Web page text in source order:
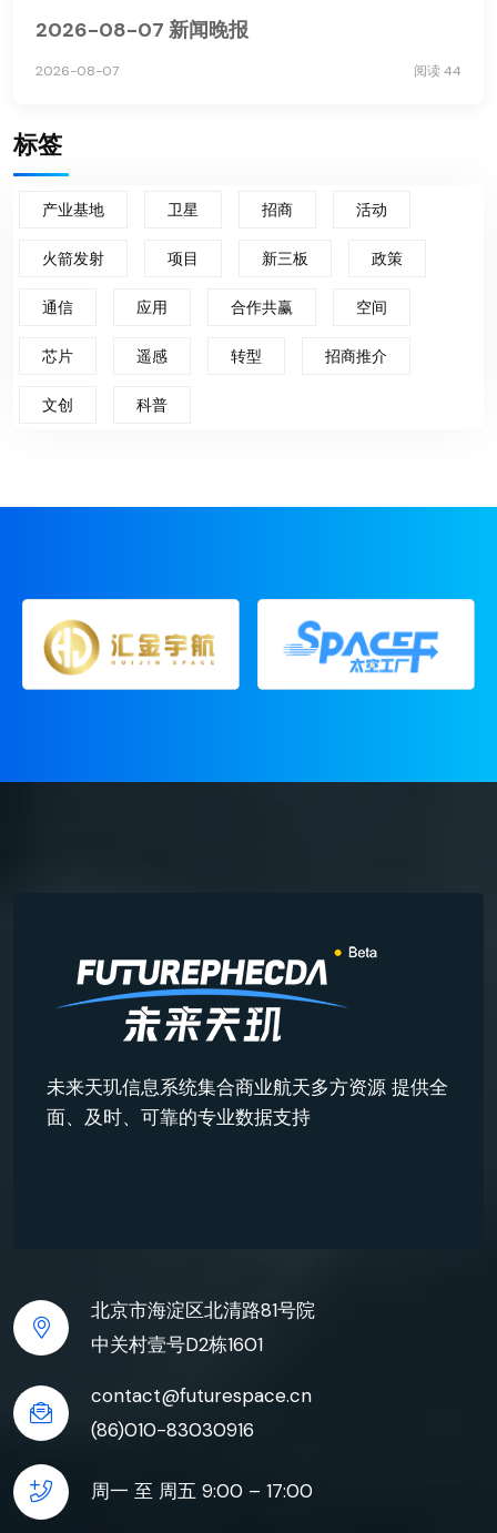
2026-08-07 新闻晚报
2026-08-07 阅读 44
标签
产业基地 卫星 招商 活动
火箭发射 项目 新三板 政策
通信 应用 合作共赢 空间
芯片 遥感 转型 招商推介
文创 科普
未来天玑信息系统集合商业航天多方资源 提供全
面、及时、可靠的专业数据支持
北京市海淀区北清路81号院
中关村壹号D2栋1601
contact@futurespace.cn
(86)010-83030916
周一 至 周五 9:00 – 17:00